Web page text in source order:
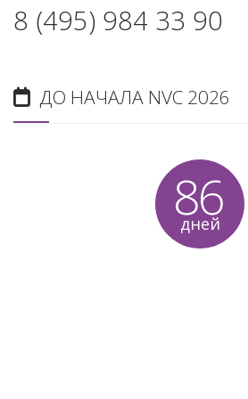
8 (495) 984 33 90
ДО НАЧАЛА NVC 2026
86
дней